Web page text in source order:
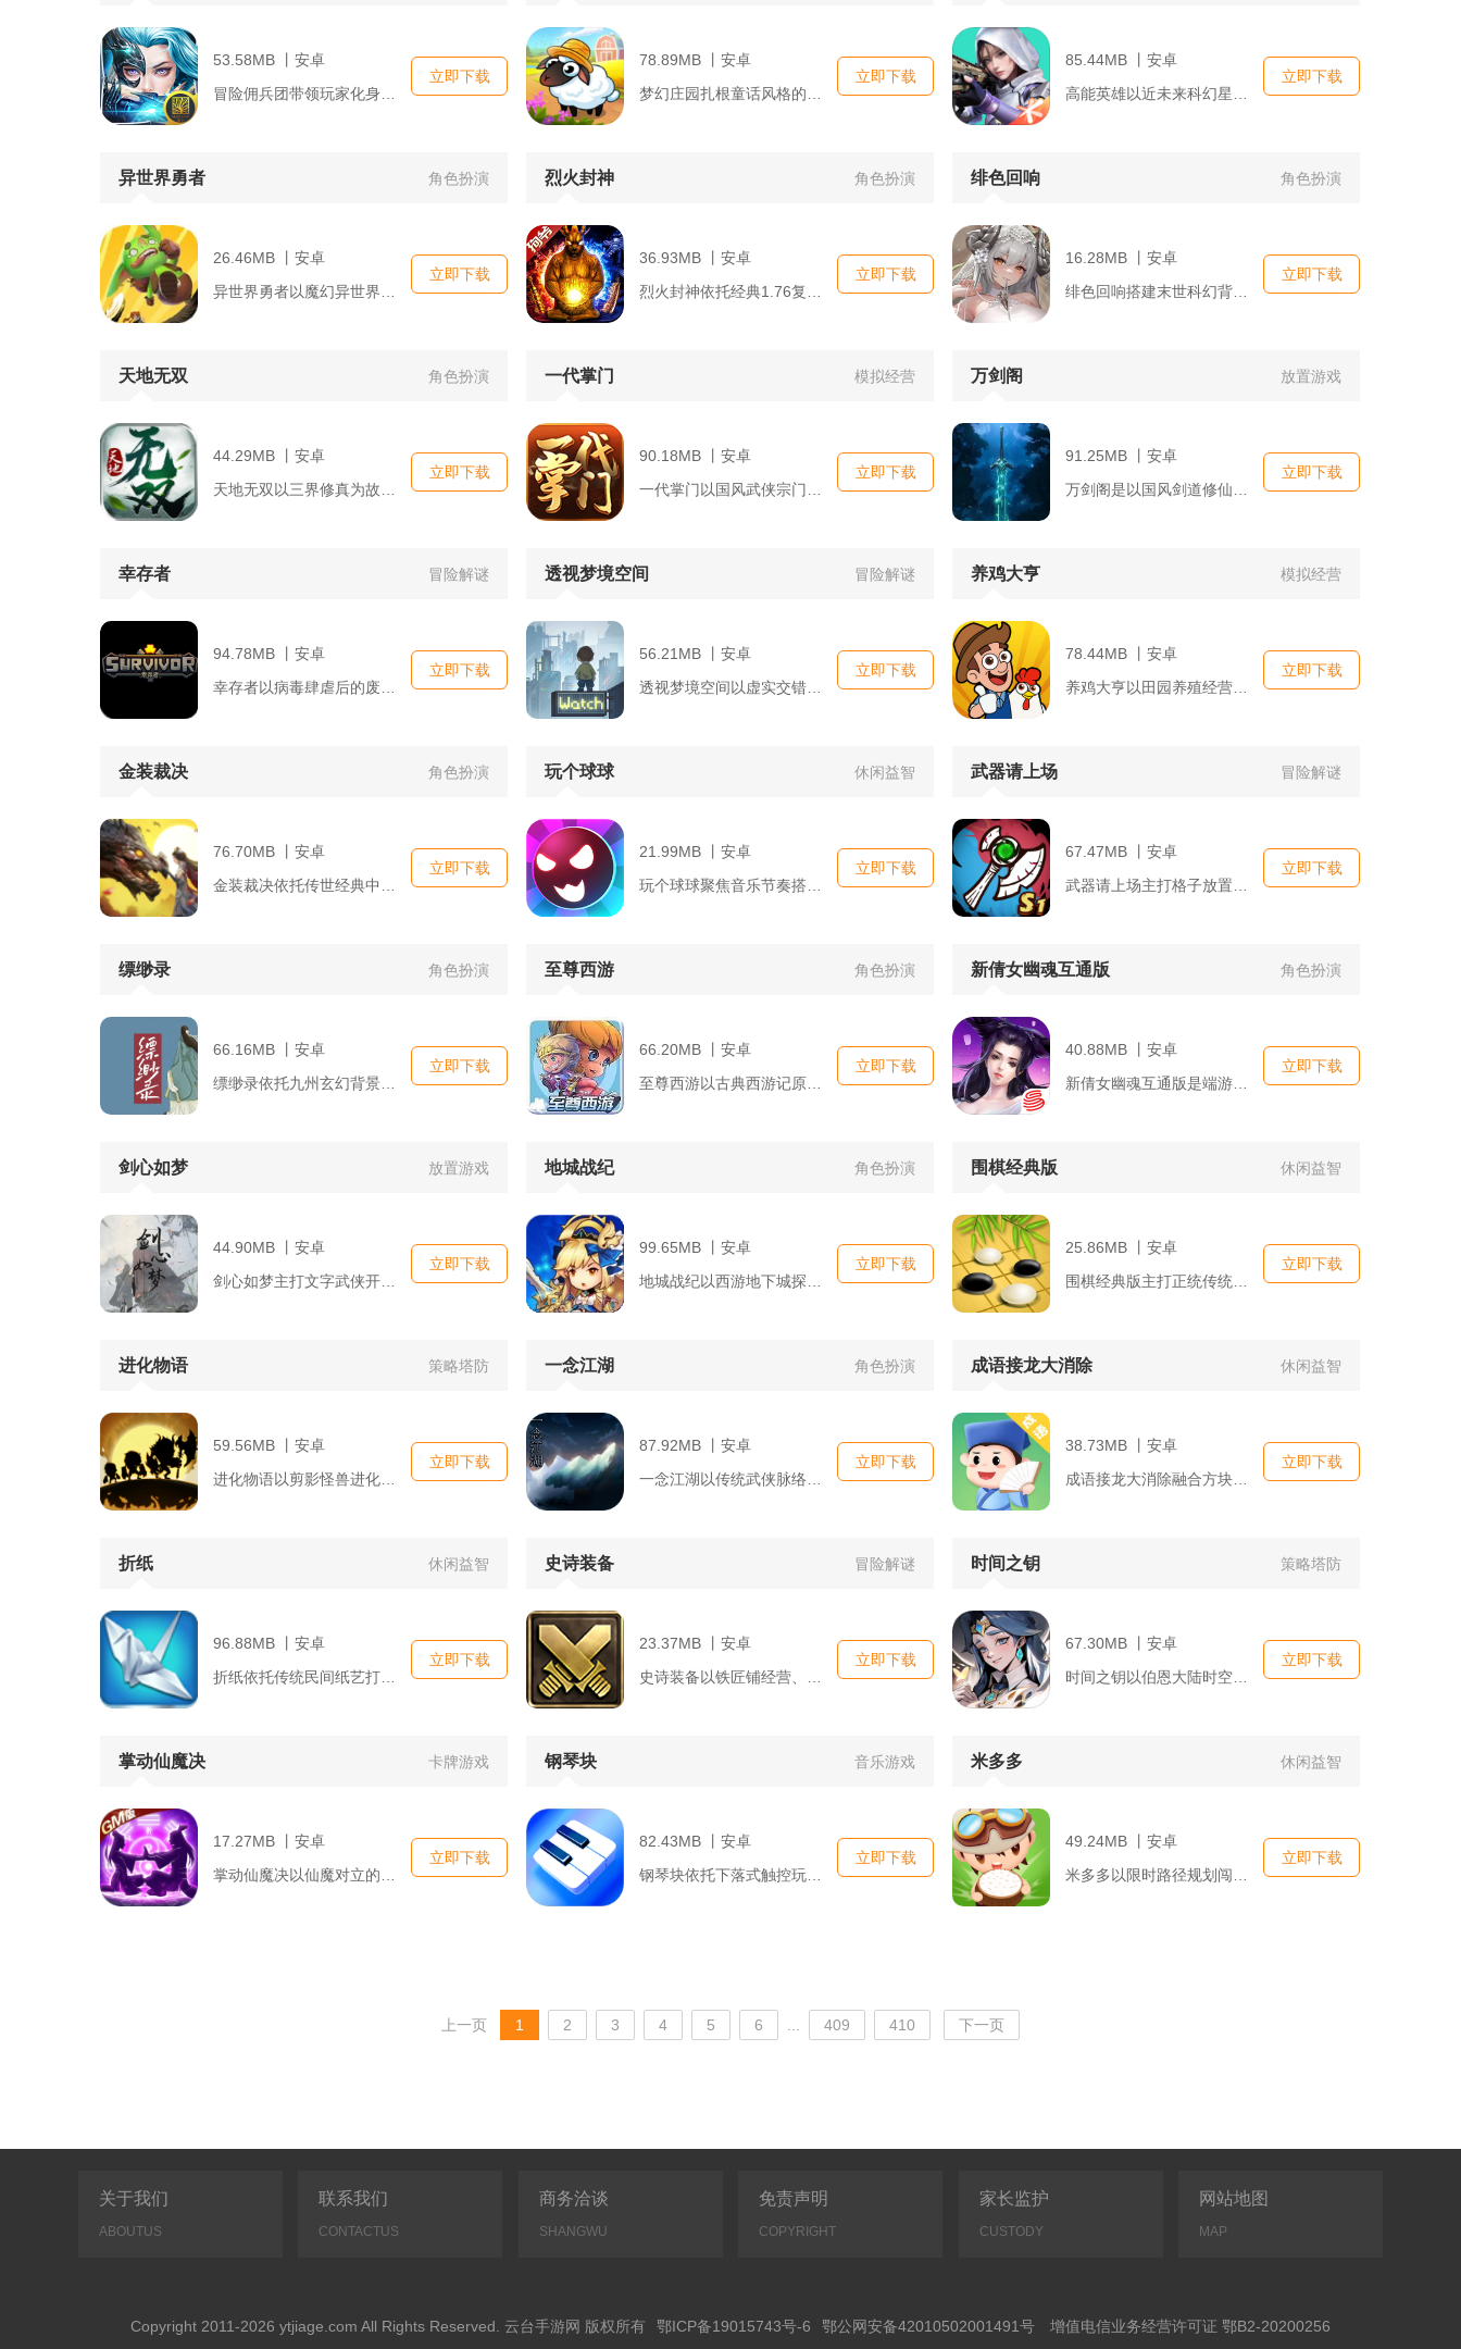
53.58MB 丨安卓
立即下载
78.89MB 丨安卓
立即下载
85.44MB 丨安卓
立即下载
异世界勇者 角色扮演
26.46MB 丨安卓
立即下载
烈火封神 角色扮演
36.93MB 丨安卓
立即下载
绯色回响 角色扮演
16.28MB 丨安卓
立即下载
天地无双 角色扮演
44.29MB 丨安卓
立即下载
一代掌门 模拟经营
90.18MB 丨安卓
立即下载
万剑阁 放置游戏
91.25MB 丨安卓
立即下载
幸存者 冒险解谜
94.78MB 丨安卓
立即下载
透视梦境空间 冒险解谜
56.21MB 丨安卓
立即下载
养鸡大亨 模拟经营
78.44MB 丨安卓
立即下载
金装裁决 角色扮演
76.70MB 丨安卓
立即下载
玩个球球 休闲益智
21.99MB 丨安卓
立即下载
武器请上场 冒险解谜
67.47MB 丨安卓
立即下载
缥缈录 角色扮演
66.16MB 丨安卓
立即下载
至尊西游 角色扮演
66.20MB 丨安卓
立即下载
新倩女幽魂互通版 角色扮演
40.88MB 丨安卓
立即下载
剑心如梦 放置游戏
44.90MB 丨安卓
立即下载
地城战纪 角色扮演
99.65MB 丨安卓
立即下载
围棋经典版 休闲益智
25.86MB 丨安卓
立即下载
进化物语 策略塔防
59.56MB 丨安卓
立即下载
一念江湖 角色扮演
87.92MB 丨安卓
立即下载
成语接龙大消除 休闲益智
38.73MB 丨安卓
立即下载
折纸 休闲益智
96.88MB 丨安卓
立即下载
史诗装备 冒险解谜
23.37MB 丨安卓
立即下载
时间之钥 策略塔防
67.30MB 丨安卓
立即下载
掌动仙魔决 卡牌游戏
17.27MB 丨安卓
立即下载
钢琴块 音乐游戏
82.43MB 丨安卓
立即下载
米多多 休闲益智
49.24MB 丨安卓
立即下载
上一页 1 2 3 4 5 6 409 410 下一页
关于我们
ABOUTUS
联系我们
CONTACTUS
商务洽谈
SHANGWU
免责声明
COPYRIGHT
家长监护
CUSTODY
网站地图
MAP
Copyright 2011-2026 ytjiage.com All Rights Reserved. 云台手游网 版权所有 鄂ICP备19015743号-6 鄂公网安备42010502001491号 增值电信业务经营许可证 鄂B2-20200256